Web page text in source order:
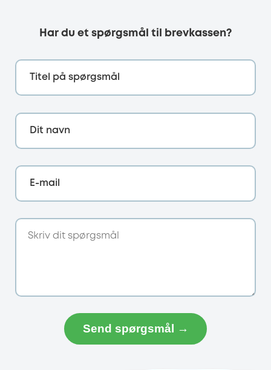
Har du et spørgsmål til brevkassen?
Titel på spørgsmål
Dit navn
E-mail
Send spørgsmål →